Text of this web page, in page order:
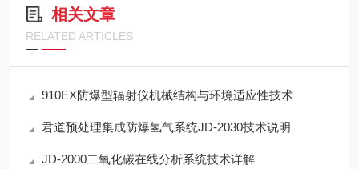
相关文章
RELATED ARTICLES
910EX防爆型辐射仪机械结构与环境适应性技术
君道预处理集成防爆氢气系统JD-2030技术说明
JD-2000二氧化碳在线分析系统技术详解